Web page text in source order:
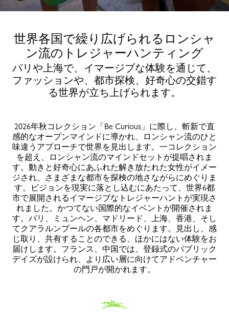
世界各国で繰り広げられるロンシャ
ン流のトレジャーハンティング
パリや上海で、イマージブな体験を通じて、
ファッションや、都市探検、好奇心の交錯す
る世界が立ち上げられます。
2026年秋コレクション「Be Curious」に際し、斬新で直
感的なオープンマインドに導かれ、ロンシャン流のひと
味違うアプローチで世界を見出します。一コレクション
を超え、ロンシャン流のマインドセットが提唱されま
す。動きと好奇心にあふれた解き放たれた女性がイメー
ジされ、さまざまな都市を探検の地さながらにめぐりま
す。ビジョンを現実に落とし込むにあたって、世界6都
市で展開されるイマージブなトレジャーハントが実現さ
れました。かつてない国際的なイベントが開催されま
す。パリ、ミュンヘン、マドリード、上海、香港、そし
てクアラルンプールの各都市をめぐります。見出し、感
じ取り、共有することのできる、ほかにはない体験をお
届けします。フランス、中国では、登録式のパブリック
デイズが設けられ、より広い層に向けてアドベンチャー
の門戸が開かれます。